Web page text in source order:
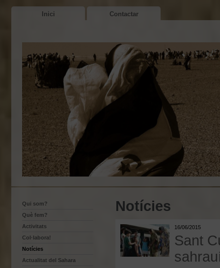
Inici Contactar
Qui som?
Què fem?
Activitats
Col·labora!
Notícies
Actualitat del Sahara
Notícies
16/06/2015
Sant